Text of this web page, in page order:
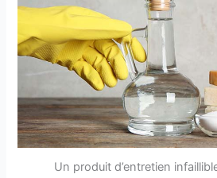
Un produit d’entretien